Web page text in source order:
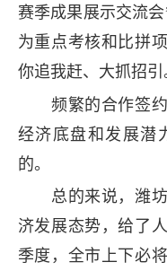
赛季成果展示交流
为重点考核和比拼
你追我赶、大抓招引
频繁的合作签约
经济底盘和发展潜
的。
总的来说，潍坊
济发展态势，给了
季度，全市上下必